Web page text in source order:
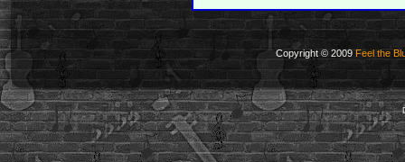
Copyright © 2009 Feel the